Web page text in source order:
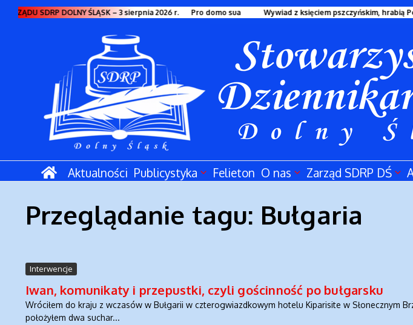
Przejdź do treści
SDRP DOLNY ŚLĄSK – 3 sierpnia 2026 r. Pro domo sua Wywiad z księciem pszczyńskim, hrabią
Aktualności Publicystyka Felieton O nas Zarząd SDRP DŚ
Przeglądanie tagu: Bułgaria
Interwencje
Iwan, komunikaty i przepustki, czyli gościnność po bułgarsku
Wróciłem do kraju z wczasów w Bułgarii w czterogwiazdkowym hotelu Kiparisite w Słonecznym
położyłem dwa suchar...